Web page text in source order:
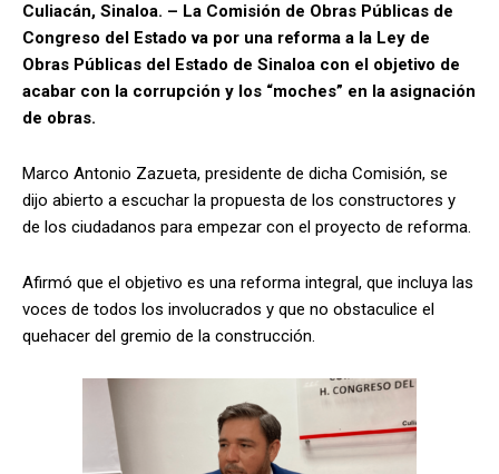
Culiacán, Sinaloa. – La Comisión de Obras Públicas de
Congreso del Estado va por una reforma a la Ley de
Obras Públicas del Estado de Sinaloa con el objetivo de
acabar con la corrupción y los “moches” en la asignación
de obras.
Marco Antonio Zazueta, presidente de dicha Comisión, se
dijo abierto a escuchar la propuesta de los constructores y
de los ciudadanos para empezar con el proyecto de reforma.
Afirmó que el objetivo es una reforma integral, que incluya las
voces de todos los involucrados y que no obstaculice el
quehacer del gremio de la construcción.